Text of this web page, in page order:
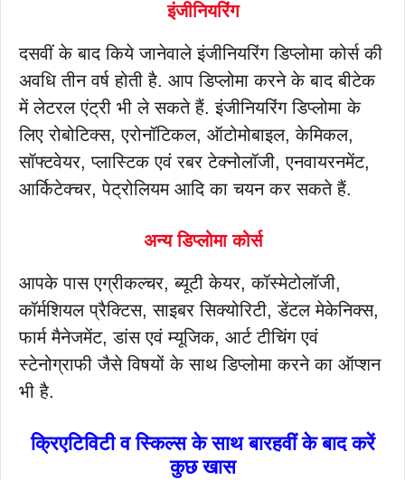
इंजीनियरिंग
दसवीं के बाद किये जानेवाले इंजीनियरिंग डिप्लोमा कोर्स की
अवधि तीन वर्ष होती है. आप डिप्लोमा करने के बाद बीटेक
में लेटरल एंट्री भी ले सकते हैं. इंजीनियरिंग डिप्लोमा के
लिए रोबोटिक्स, एरोनॉटिकल, ऑटोमोबाइल, केमिकल,
सॉफ्टवेयर, प्लास्टिक एवं रबर टेक्नोलॉजी, एनवायरनमेंट,
आर्किटेक्चर, पेट्रोलियम आदि का चयन कर सकते हैं.
अन्य डिप्लोमा कोर्स
आपके पास एग्रीकल्चर, ब्यूटी केयर, कॉस्मेटोलॉजी,
कॉर्मशियल प्रैक्टिस, साइबर सिक्योरिटी, डेंटल मेकेनिक्स,
फार्म मैनेजमेंट, डांस एवं म्यूजिक, आर्ट टीचिंग एवं
स्टेनोग्राफी जैसे विषयों के साथ डिप्लोमा करने का ऑप्शन
भी है.
क्रिएटिविटी व स्किल्स के साथ बारहवीं के बाद करें
कुछ खास